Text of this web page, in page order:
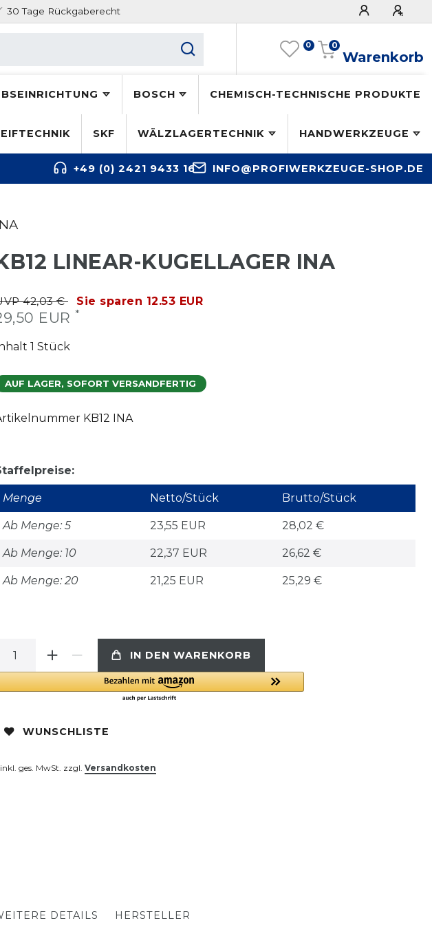
30 Tage Rückgaberecht
0
Warenkorb
0
BOSCH CHEMISCH-TECHNISCHE PRODUKTE
SKF WÄLZLAGERTECHNIK HANDWERKZEUGE
+49 (0) 2421 9433 16 INFO@PROFIWERKZEUGE-SHOP.DE
LINEAR-KUGELLAGER INA
42,03 € Sie sparen 12.53 EUR
EUR *
1 Stück
AUF LAGER, SOFORT VERSANDFERTIG
KB12 INA
Menge Netto/Stück Brutto/Stück
Ab Menge: 5 23,55 EUR 28,02 €
Ab Menge: 10 22,37 EUR 26,62 €
Ab Menge: 20 21,25 EUR 25,29 €
IN DEN WARENKORB
WUNSCHLISTE
ges. MwSt. zzgl. Versandkosten
DETAILS HERSTELLER